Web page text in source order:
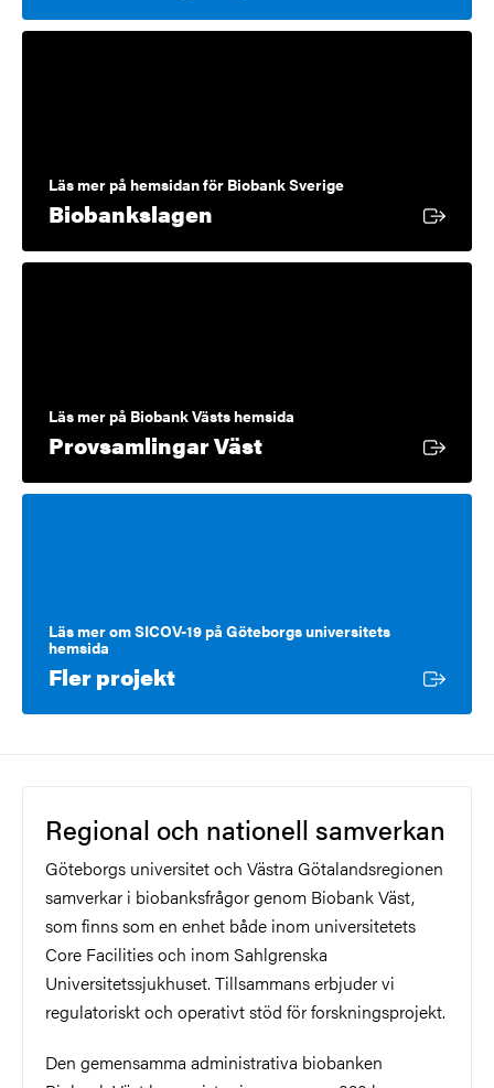
Läs mer på hemsidan för Biobank Sverige
Biobankslagen
Läs mer på Biobank Västs hemsida
Provsamlingar VästExtern länk
Läs mer om SICOV-19 på Göteborgs universitets
hemsida
Fler projektExtern länk
Regional och nationell samverkan
Göteborgs universitet och Västra Götalandsregionen
samverkar i biobanksfrågor genom Biobank Väst,
som finns som en enhet både inom universitetets
Core Facilities och inom Sahlgrenska
Universitetssjukhuset. Tillsammans erbjuder vi
regulatoriskt och operativt stöd för forskningsprojekt.
Den gemensamma administrativa biobanken